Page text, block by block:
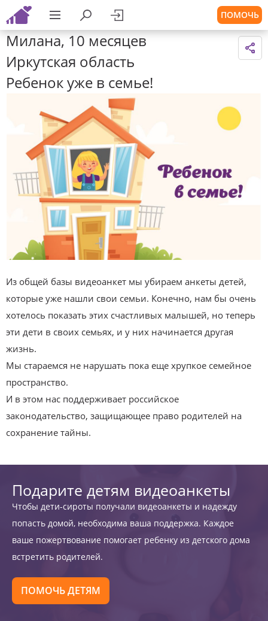
ПОМОЧЬ
Милана, 10 месяцев
Иркутская область
Ребенок уже в семье!
Из общей базы видеоанкет мы убираем анкеты детей,
которые уже нашли свои семьи. Конечно, нам бы очень
хотелось показать этих счастливых малышей, но теперь
эти дети в своих семьях, и у них начинается другая
жизнь.
Мы стараемся не нарушать пока еще хрупкое семейное
пространство.
И в этом нас поддерживает российское
законодательство, защищающее право родителей на
сохранение тайны.
Подарите детям видеоанкеты
Чтобы дети-сироты получали видеоанкеты и надежду
попасть домой, необходима ваша поддержка. Каждое
ваше пожертвование помогает ребенку из детского дома
встретить родителей.
ПОМОЧЬ ДЕТЯМ